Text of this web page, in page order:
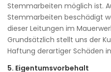
Stemmarbeiten möglich ist.
Stemmarbeiten beschädigt
dieser Leitungen im
Grundsätzlich stellt uns der
Haftung derartiger Schäden
5. Eigentumsvorbehalt